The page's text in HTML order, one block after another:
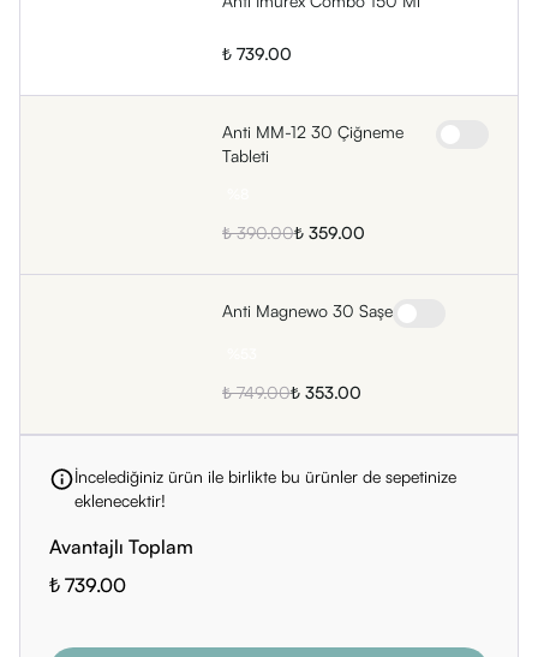
₺ 739.00
Anti MM-12 30 Çiğneme
Tableti
₺ 390.00₺ 359.00
Anti Magnewo 30 Saşe
₺ 749.00₺ 353.00
İncelediğiniz ürün ile birlikte bu ürünler de sepetinize
eklenecektir!
Avantajlı Toplam
₺ 739.00